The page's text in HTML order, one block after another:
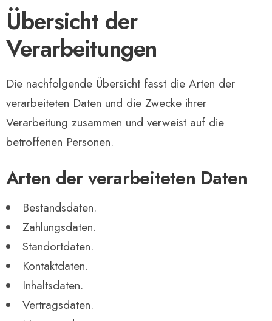
Übersicht der
Verarbeitungen
Die nachfolgende Übersicht fasst die Arten der
verarbeiteten Daten und die Zwecke ihrer
Verarbeitung zusammen und verweist auf die
betroffenen Personen.
Arten der verarbeiteten Daten
Bestandsdaten.
Zahlungsdaten.
Standortdaten.
Kontaktdaten.
Inhaltsdaten.
Vertragsdaten.